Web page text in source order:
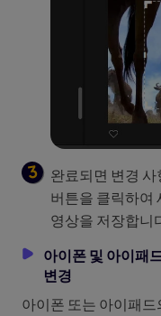
완료되면 변경
버튼을 클릭하여
영상을 저장합니
아이폰 및 아이패
변경
아이폰 또는 아이패